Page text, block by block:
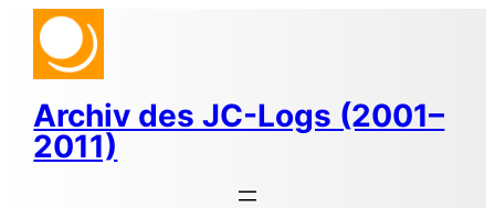
Zum
Inhalt
springen
Archiv des JC-Logs (2001–
2011)